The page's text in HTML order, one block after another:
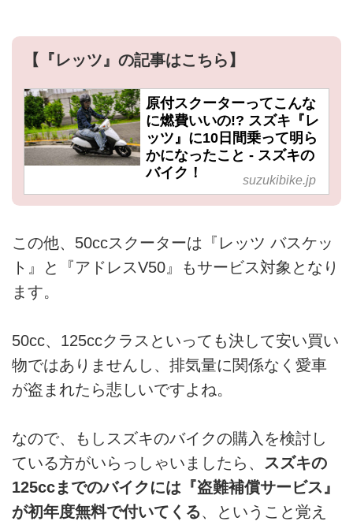
【『レッツ』の記事はこちら】
原付スクーターってこんな
に燃費いいの!? スズキ『レ
ッツ』に10日間乗って明ら
かになったこと - スズキの
バイク！
suzukibike.jp
この他、50ccスクーターは『レッツ バスケッ
ト』と『アドレスV50』もサービス対象となり
ます。
50cc、125ccクラスといっても決して安い買い
物ではありませんし、排気量に関係なく愛車
が盗まれたら悲しいですよね。
なので、もしスズキのバイクの購入を検討し
ている方がいらっしゃいましたら、 スズキの
125ccまでのバイクには『盗難補償サービス』
が初年度無料で付いてくる、ということ覚え